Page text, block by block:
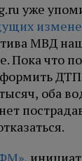
уже
МВД
Пока что
оба